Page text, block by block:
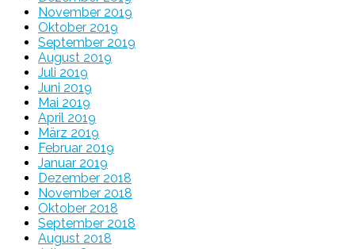
November 2019
Oktober 2019
September 2019
August 2019
Juli 2019
Juni 2019
Mai 2019
April 2019
März 2019
Februar 2019
Januar 2019
Dezember 2018
November 2018
Oktober 2018
September 2018
August 2018